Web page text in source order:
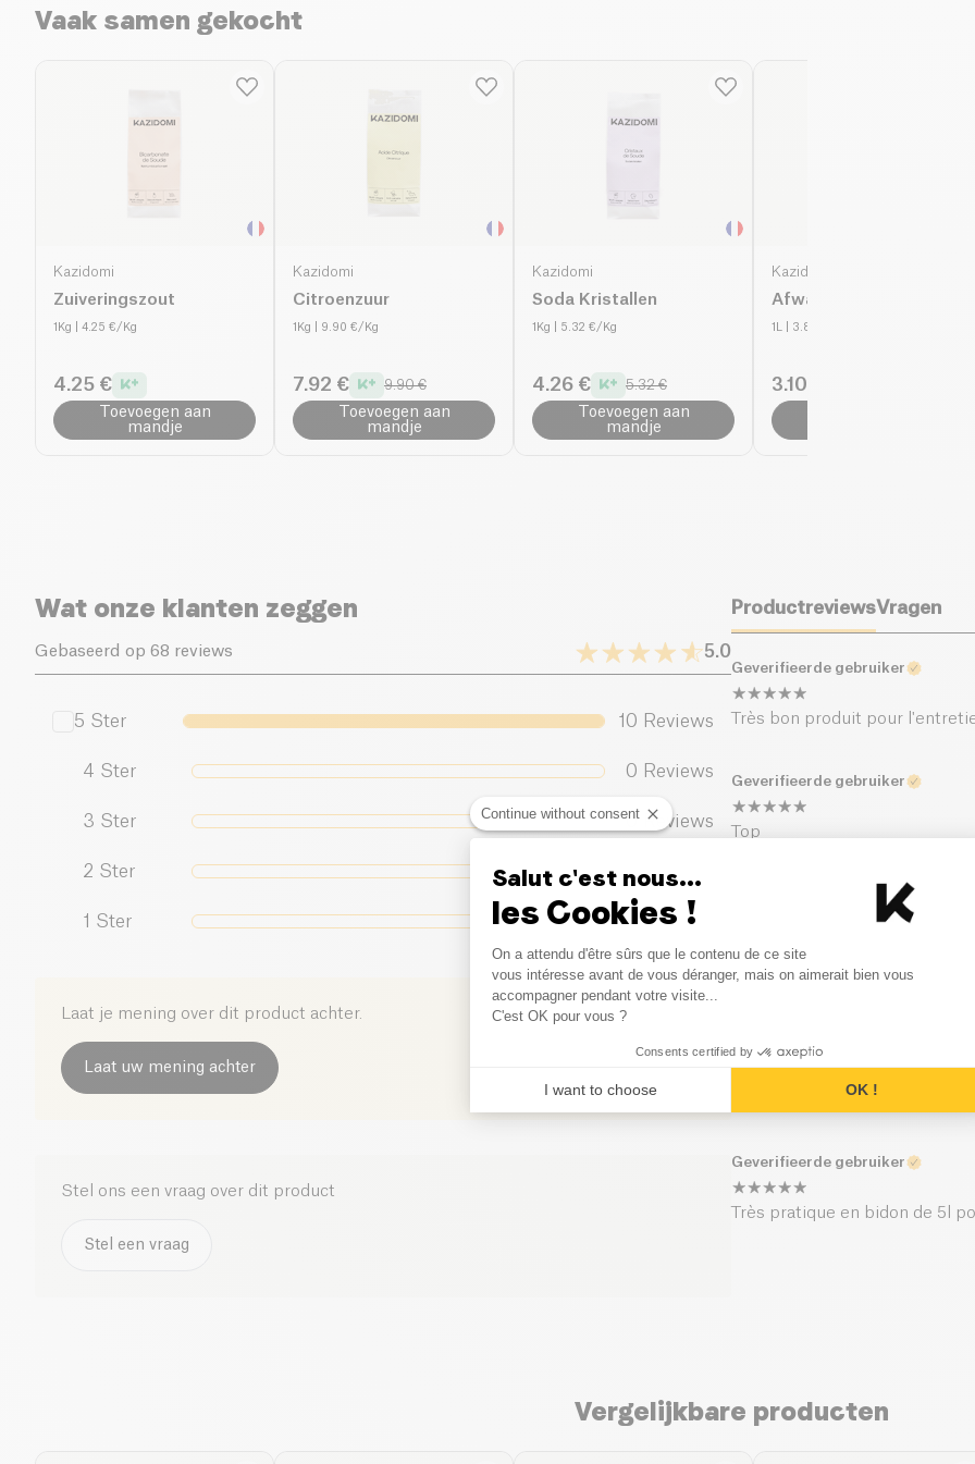
Vaak samen gekocht
Kazidomi
Zuiveringszout
1Kg | 4.25 €/Kg
4.25 €
Toevoegen aan
mandje
Kazidomi
Citroenzuur
1Kg | 9.90 €/Kg
7.92 € 9.90 €
Toevoegen aan
mandje
Kazidomi
Soda Kristallen
1Kg | 5.32 €/Kg
4.26 € 5.32 €
Toevoegen aan
mandje
Kazidomi
Afwasmiddel Citrus
1L | 3.88 €/L
3.10 €
Wat onze klanten zeggen
Gebaseerd op 68 reviews 5.0
5 Ster 10 Reviews
4 Ster 0 Reviews
3 Ster 0 Reviews
2 Ster 0 Reviews
1 Ster 0 Reviews
Laat je mening over dit product achter.
Laat uw mening achter
Stel ons een vraag over dit product
Stel een vraag
ProductreviewsVragen
Geverifieerde gebruiker
Très bon produit pour
Geverifieerde gebruiker
Top
Geverifieerde gebruiker
Un rapport qualité prix
@Kazidomi vous avez une
Pack Vinaigre Alcool 12% 3x
Geverifieerde gebruiker
Très pratique en bidon de 5l
Vergelijkbare producten
Continue without consent
Salut c'est nous...
les Cookies !
Consent Management
On a attendu d'être sûrs que le contenu de ce site
vous intéresse avant de vous déranger, mais on aimerait bien vous
accompagner pendant votre visite...
C'est OK pour vous ?
Consents certified by
I want to choose OK !
Axeptio consent